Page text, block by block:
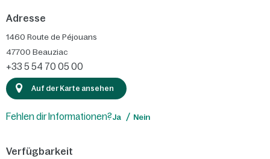
Adresse
1460 Route de Péjouans
47700 Beauziac
+33 5 54 70 05 00
Auf der Karte ansehen
Fehlen dir Informationen?Ja Nein
Verfügbarkeit